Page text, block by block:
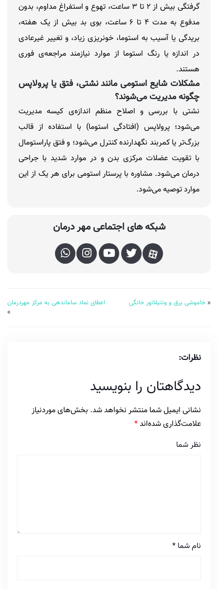
گرفتگی بیش از ۲ تا ۳ ساعت، تهوع و استفراغ مداوم، بدون
مدفوع به مدت ۴ تا ۶ ساعت، بوی بد بیش از یک هفته،
بریدگی یا آسیب به استوما، خونریزی زیاد، و تغییر غیرعادی
در اندازه یا رنگ استوما از موارد نیازمند مراجعه‌ی فوری
هستند.
مشکلات شایع استومی مانند نشتی، فتق یا پرولاپس
چگونه مدیریت می‌شوند؟
نشتی با بررسی و اصلاح منظم اندازه‌ی کیسه مدیریت
می‌شود؛ پرولاپس (افتادگی استوما) با استفاده از قالب
بزرگ‌تر یا کمربند نگهدارنده کنترل می‌شود؛ و فتق پاراستومال
با تقویت عضلات مرکزی بدن و در موارد شدید با جراحی
درمان می‌شود. مشاوره با پرستار استومی برای هر یک از این
موارد توصیه می‌شود.
شبکه های اجتماعی مهر درمان
« خاموشی برق و ونتیلاتور خانگی
اعطای نماد ساماندهی به مرکز مهردرمان
»
نظرات:
دیدگاهتان را بنویسید
نشانی ایمیل شما منتشر نخواهد شد. بخش‌های موردنیاز
علامت‌گذاری شده‌اند*
نظر شما
نام شما *